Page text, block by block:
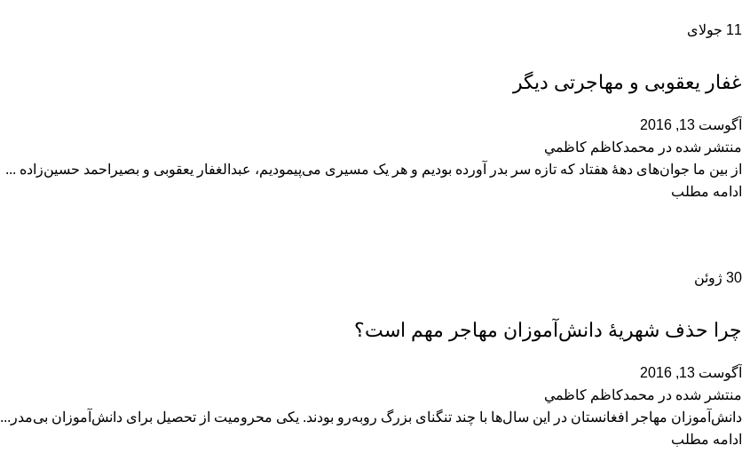
11 جولای
غفار یعقوبی و مهاجرتی دیگر
آگوست 13, 2016
منتشر شده در محمدكاظم كاظمي
از بین ما جوان‌های دهۀ هفتاد که تازه سر بدر آورده بودیم و هر یک مسیری می‌پیمودیم، عبدالغفار یعقوبی و بصیراحمد حسین‌زاده ...
ادامه مطلب
30 ژوئن
چرا حذف شهریۀ دانش‌آموزان مهاجر مهم است؟
آگوست 13, 2016
منتشر شده در محمدكاظم كاظمي
دانش‌آموزان مهاجر افغانستان در این سال‌ها با چند تنگنای بزرگ روبه‌رو بودند. یکی محرومیت از تحصیل برای دانش‌آموزان بی‌مدر...
ادامه مطلب